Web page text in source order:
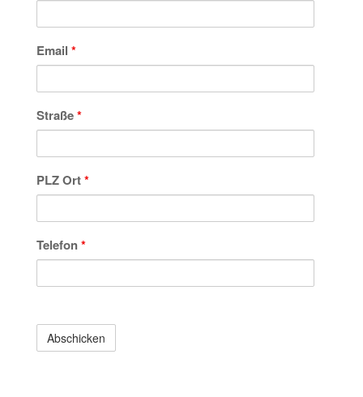
Email *
Straße*
PLZ Ort*
Telefon*